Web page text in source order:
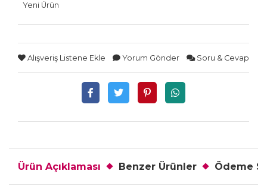
Yeni Ürün
Alışveriş Listene Ekle Yorum Gönder Soru & Cevap
Ürün Açıklaması Benzer Ürünler Ödeme